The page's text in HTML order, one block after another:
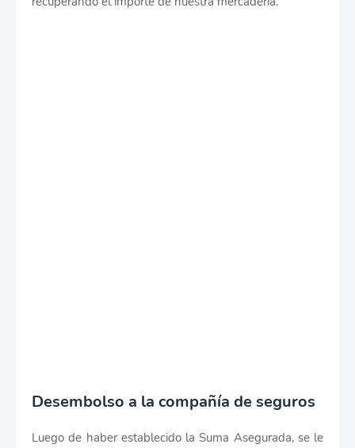
Desembolso a la compañía de seguros
Luego de haber establecido la Suma Asegurada, se le